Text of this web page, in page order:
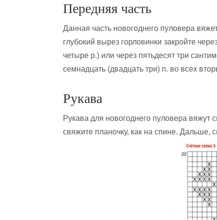
Передняя часть
Данная часть новогоднего пуловера
глубокий вырез горловинки закройте
четыре р.) или через пятьдесят три
семнадцать (двадцать три) п. во всех
Рукава
Рукава для новогоднего пуловера вяжут
свяжите планочку, как на спине. Дальше,